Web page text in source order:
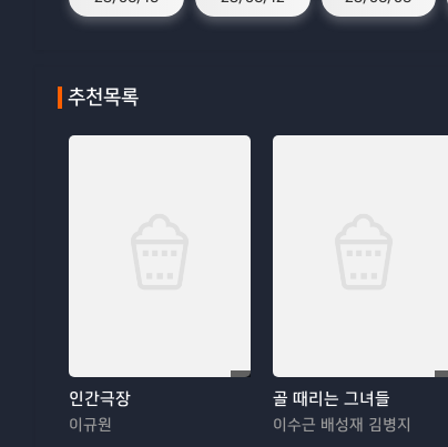
추천목록
인간극장
이규원
골 때리는 그녀들
이수근 배성재 김병지